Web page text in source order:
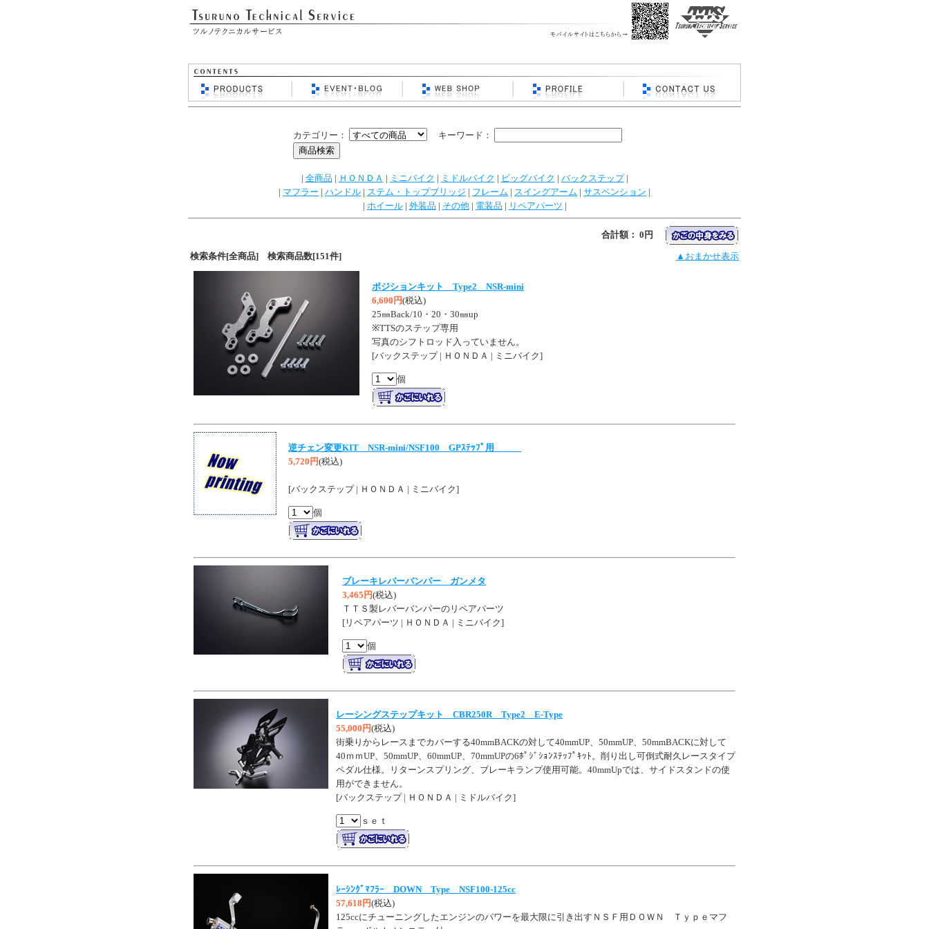
カテゴリー： キーワード：
| 全商品 | ＨＯＮＤＡ | ミニバイク | ミドルバイク | ビッグバイク | バックステップ|
| マフラー | ハンドル | ステム・トップブリッジ | フレーム | スイングアーム | サスペンション |
| ホイール| 外装品 | その他| 電装品 | リペアパーツ |
合計額： 0円
検索条件[全商品] 検索商品数[151件] ▲おまかせ表示
ポジションキット Type2 NSR-mini
6,600円(税込)
25㎜Back/10・20・30㎜up
※TTSのステップ専用
写真のシフトロッド入っていません。
[バックステップ | ＨＯＮＤＡ | ミニバイク]
個
逆チェン変更KIT NSR-mini/NSF100 GPｽﾃｯﾌﾟ用
5,720円(税込)
[バックステップ | ＨＯＮＤＡ | ミニバイク]
個
ブレーキレバーバンパー ガンメタ
3,465円(税込)
ＴＴＳ製レバーバンパーのリペアパーツ
[リペアパーツ | ＨＯＮＤＡ | ミニバイク]
個
レーシングステップキット CBR250R Type2 E-Type
55,000円(税込)
街乗りからレースまでカバーする40mmBACKの対して40mmUP、50mmUP、50mmBACKに対して
40ｍｍUP、50mmUP、60mmUP、70mmUPの6ﾎﾟｼﾞｼｮﾝｽﾃｯﾌﾟｷｯﾄ。削り出し可倒式耐久レースタイプ
ペダル仕様。リターンスプリング、ブレーキランプ使用可能。40mmUpでは、サイドスタンドの使
用ができません。
[バックステップ | ＨＯＮＤＡ | ミドルバイク]
ｓｅｔ
ﾚｰｼﾝｸﾞﾏﾌﾗｰ DOWN Type NSF100-125cc
57,618円(税込)
125ccにチューニングしたエンジンのパワーを最大限に引き出すＮＳＦ用ＤＯＷＮ Ｔｙｐｅマフ